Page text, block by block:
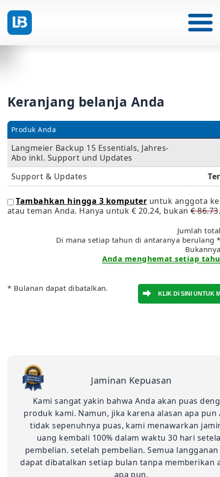
Keranjang belanja Anda
Produk Anda
Langmeier Backup 15 Essentials, Jahres-
Abo inkl. Support und Updates
Support & Updates
Tambahkan hingga 3 komputer untuk anggota
atau teman Anda. Hanya untuk € 20.24, bukan€ 86.73.
Jumlah
Di mana setiap tahun di antaranya berulang
Anda menghemat setiap
* Bulanan dapat dibatalkan.
Jaminan Kepuasan
Kami sangat yakin bahwa Anda akan puas
produk kami. Namun, jika karena alasan apa pun
tidak sepenuhnya puas, kami menawarkan
uang kembali 100% dalam waktu 30 hari
pembelian. setelah pembelian. Semua
dapat dibatalkan setiap bulan tanpa memberikan
apa pun.